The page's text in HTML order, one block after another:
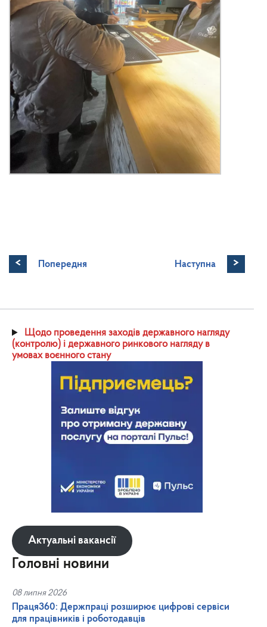
< Попередня Наступна >
Щодо проведення заходів державного нагляду
(контролю) і державного ринкового нагляду в
умовах воєнного стану
Актуальні вакансії
Головні новини
08 липня 2026
Праця360: Держпраці розширює цифрові сервіси
для працівників і роботодавців